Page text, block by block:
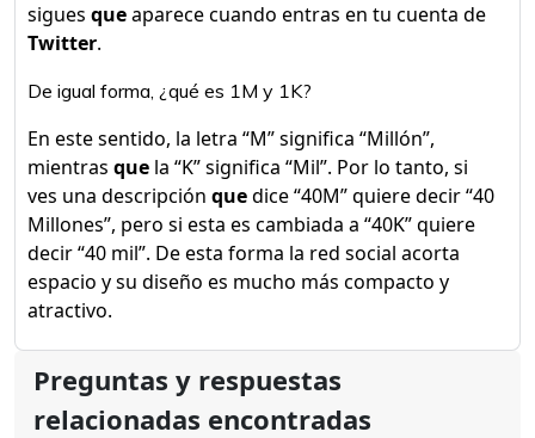
sigues queaparece cuando entras en tu cuenta de
Twitter.
De igual forma, ¿qué es 1M y 1K?
En este sentido, la letra “M” significa “Millón”,
mientras que la “K” significa “Mil”. Por lo tanto, si
ves una descripción quedice “40M” quiere decir “40
Millones”, pero si esta es cambiada a “40K” quiere
decir “40 mil”. De esta forma la red social acorta
espacio y su diseño es mucho más compacto y
atractivo.
Preguntas y respuestas
relacionadas encontradas